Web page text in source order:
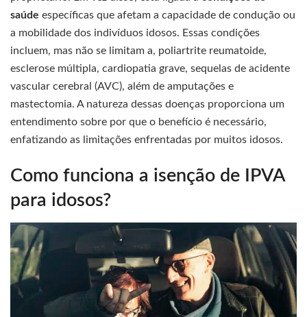
saúde específicas que afetam a capacidade de condução ou
a mobilidade dos indivíduos idosos. Essas condições
incluem, mas não se limitam a, poliartrite reumatoide,
esclerose múltipla, cardiopatia grave, sequelas de acidente
vascular cerebral (AVC), além de amputações e
mastectomia. A natureza dessas doenças proporciona um
entendimento sobre por que o benefício é necessário,
enfatizando as limitações enfrentadas por muitos idosos.
Como funciona a isenção de IPVA
para idosos?